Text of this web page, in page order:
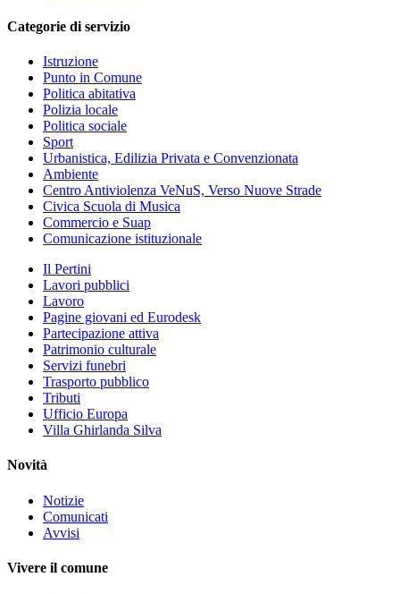
Categorie di servizio
Istruzione
Punto in Comune
Politica abitativa
Polizia locale
Politica sociale
Sport
Urbanistica, Edilizia Privata e Convenzionata
Ambiente
Centro Antiviolenza VeNuS, Verso Nuove Strade
Civica Scuola di Musica
Commercio e Suap
Comunicazione istituzionale
Il Pertini
Lavori pubblici
Lavoro
Pagine giovani ed Eurodesk
Partecipazione attiva
Patrimonio culturale
Servizi funebri
Trasporto pubblico
Tributi
Ufficio Europa
Villa Ghirlanda Silva
Novità
Notizie
Comunicati
Avvisi
Vivere il comune